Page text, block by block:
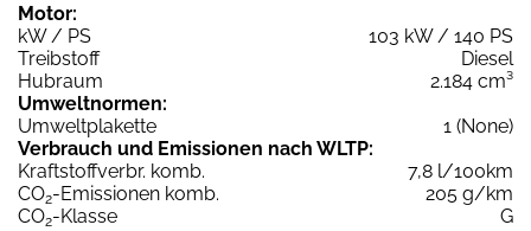
Motor:
kW / PS
103 kW / 140 PS
Treibstoff
Diesel
Hubraum
2.184 cm³
Umweltnormen:
Umweltplakette
1 (None)
Verbrauch und Emissionen nach WLTP:
Kraftstoffverbr. komb.
7,8 l/100km
CO2-Emissionen komb.
205 g/km
CO2-Klasse
G